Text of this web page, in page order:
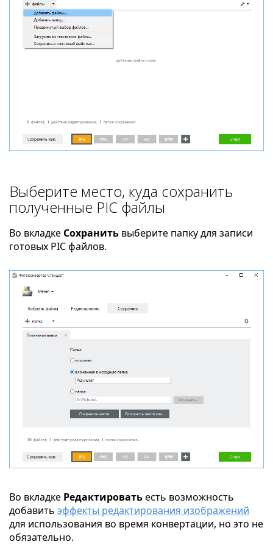
Выберите место, куда сохранить
полученные PIC файлы
Во вкладке Сохранить выберите папку для записи
готовых PIC файлов.
Во вкладке Редактироватьесть возможность
добавить эффекты редактирования изображений
для использования во время конвертации, но это не
обязательно.